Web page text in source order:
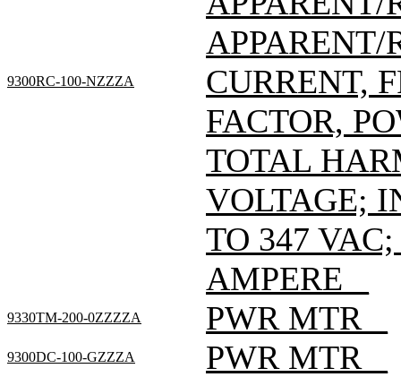
9300RC-100-NZZZA
APPARENT/
CURRENT,
FACTOR,
TOTAL
VOLTAGE;
TO 347
AMPERE _
9330TM-200-0ZZZZA PWR MTR _
9300DC-100-GZZZA PWR MTR _